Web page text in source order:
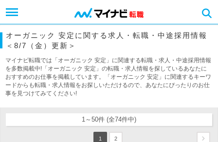
オーガニック 安定に関する求人・転職・中途採用情報
＜8/7（金）更新＞
マイナビ転職では「オーガニック 安定」に関連する転職・求人・中途採用情報
を多数掲載中!「オーガニック 安定」の転職・求人情報を探しているあなたに
おすすめのお仕事を掲載しています。「オーガニック 安定」に関連するキーワ
ードからも転職・求人情報をお探しいただけるので、あなたにぴったりのお仕
事を見つけてみてください!
1～50件 (全74件中)
1 2